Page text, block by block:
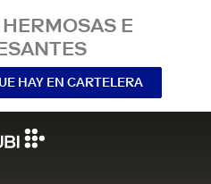
E
HAY EN CARTELERA